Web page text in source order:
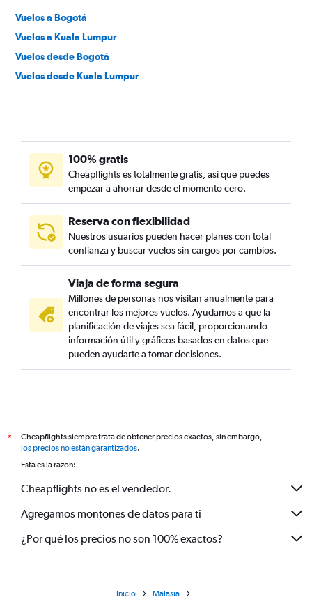
Vuelos a Bogotá
Vuelos a Kuala Lumpur
Vuelos desde Bogotá
Vuelos desde Kuala Lumpur
100% gratis
Cheapflights es totalmente gratis, así que puedes
empezar a ahorrar desde el momento cero.
Reserva con flexibilidad
Nuestros usuarios pueden hacer planes con total
confianza y buscar vuelos sin cargos por cambios.
Viaja de forma segura
Millones de personas nos visitan anualmente para
encontrar los mejores vuelos. Ayudamos a que la
planificación de viajes sea fácil, proporcionando
información útil y gráficos basados en datos que
pueden ayudarte a tomar decisiones.
*
Cheapflights siempre trata de obtener precios exactos, sin embargo,
los precios no están garantizados.
Esta es la razón:
Cheapflights no es el vendedor.
Agregamos montones de datos para ti
¿Por qué los precios no son 100% exactos?
Inicio Malasia